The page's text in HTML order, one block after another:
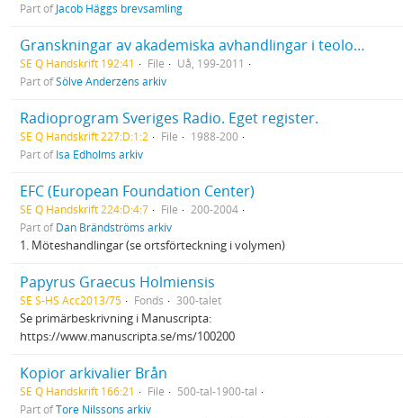
Part ofJacob Häggs brevsamling
Granskningar av akademiska avhandlingar i teologi och sociologi,
SE Q Handskrift 192:41 File
Uå, 199-2011
Part ofSölve Anderzéns arkiv
Radioprogram Sveriges Radio. Eget register.
SE Q Handskrift 227:D:1:2 File
1988-200
Part ofIsa Edholms arkiv
EFC (European Foundation Center)
SE Q Handskrift 224:D:4:7 File
200-2004
Part ofDan Brändströms arkiv
1. Möteshandlingar (se ortsförteckning i volymen)
Papyrus Graecus Holmiensis
SE S-HS Acc2013/75 Fonds 300-talet
Se primärbeskrivning i Manuscripta:
https://www.manuscripta.se/ms/100200
Kopior arkivalier Brån
SE Q Handskrift 166:21 File
500-tal-1900-tal
Part ofTore Nilssons arkiv